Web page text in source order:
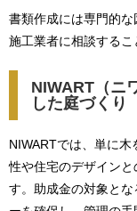
書類作成には専門的
施工業者に相談するこ
NIWART（ニ
した庭づくり
NIWARTでは、単に
性や住宅のデザイン
す。助成金の対象と